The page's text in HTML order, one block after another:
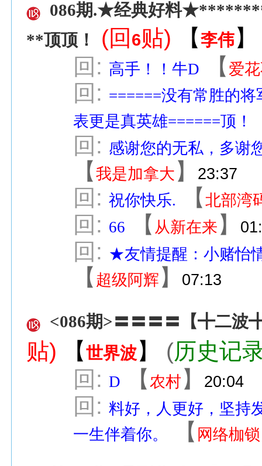
086期.★经典好料
**顶顶！
(回 6贴) 【李伟 】
回: 高手！！牛D 【 爱
回: ======没有常胜的
表更是真英雄======顶！
回: 感谢您的无私，多谢
【我是加拿大 】 23:37
回: 祝你快乐. 【北部湾
回: 66 【 从新在来 】
回: ★友情提醒：小赌怡
【 超级阿辉 】 07:13
<086期>〓〓〓〓【╋二波
贴) 【世界波 】 (历史记
回: D 【农村 】 20:04
回: 料好，人更好，坚持
一生伴着你。
【 网络枷锁